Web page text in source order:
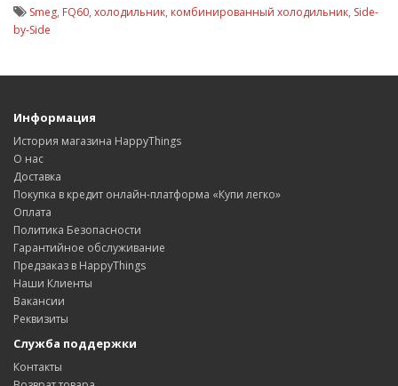
Smeg, FQ60, холодильник, комбинированный холодильник, Side-
by-Side
Информация
История магазина HappyThings
О нас
Доставка
Покупка в кредит онлайн-платформа «Купи легко»
Оплата
Политика Безопасности
Гарантийное обслуживание
Предзаказ в HappyThings
Наши Клиенты
Вакансии
Реквизиты
Служба поддержки
Контакты